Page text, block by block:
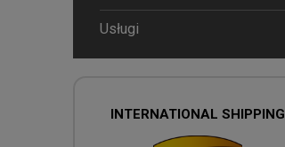
Usługi
INTERNATIONAL SHIPPING